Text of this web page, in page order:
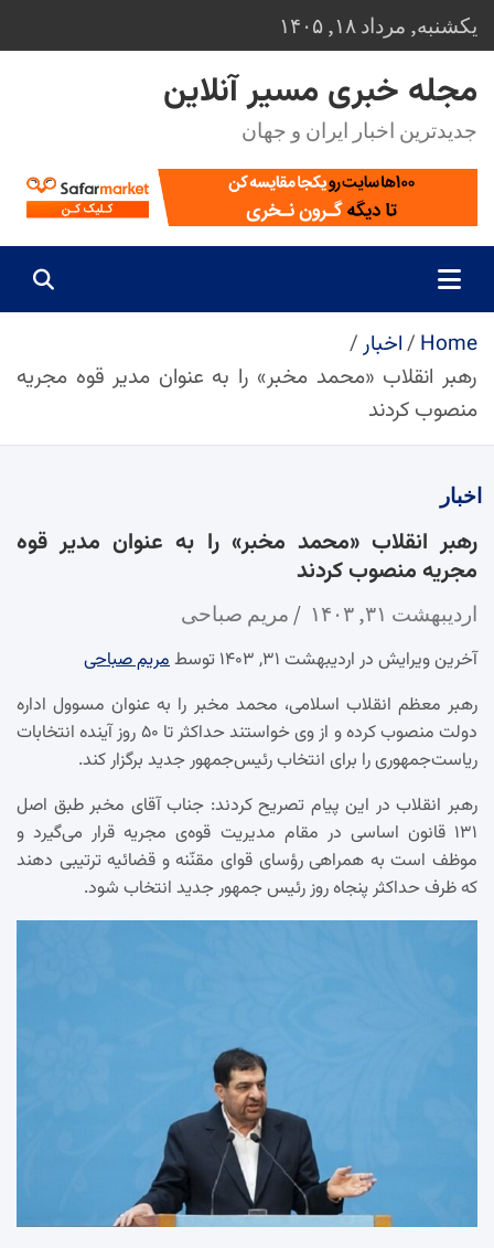
Skip
to
content
یکشنبه, مرداد ۱۸, ۱۴۰۵
مجله خبری مسیر آنلاین
جدیدترین اخبار ایران و جهان
Home
اخبار
رهبر انقلاب «محمد مخبر» را به عنوان مدیر قوه مجریه
منصوب کردند
اخبار
رهبر انقلاب «محمد مخبر» را به عنوان مدیر قوه
مجریه منصوب کردند
اردیبهشت ۳۱, ۱۴۰۳ مریم صباحی
آخرین ویرایش در اردیبهشت ۳۱, ۱۴۰۳ توسط
مریم صباحی
رهبر معظم انقلاب اسلامی، محمد مخبر را به عنوان مسوول اداره
دولت منصوب کرده و از وی خواستند حداکثر تا ۵۰ روز آینده انتخابات
ریاست‌جمهوری را برای انتخاب رئیس‌جمهور جدید برگزار کند.
رهبر انقلاب در این پیام تصریح کردند: جناب آقای مخبر طبق اصل
۱۳۱ قانون اساسی در مقام مدیریت قوه‌ی مجریه قرار می‌گیرد و
موظف است به همراهی رؤسای قوای مقنّنه و قضائیه ترتیبی دهند
که ظرف حداکثر پنجاه روز رئیس جمهور جدید انتخاب شود.